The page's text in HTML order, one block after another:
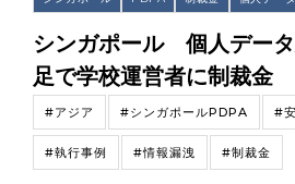
シンガポール 個人デー
足で学校運営者に制裁金
#アジア #シンガポールPDPA #
#執行事例 #情報漏洩 #制裁金